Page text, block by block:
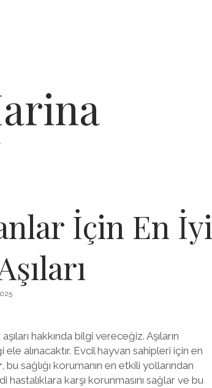
İçin En İyi
hakkında bilgi vereceğiz. Aşıların
alınacaktır. Evcil hayvan sahipleri için en
, bu sağlığı korumanın en etkili yollarından
hastalıklara karşı korunmasını sağlar ve bu